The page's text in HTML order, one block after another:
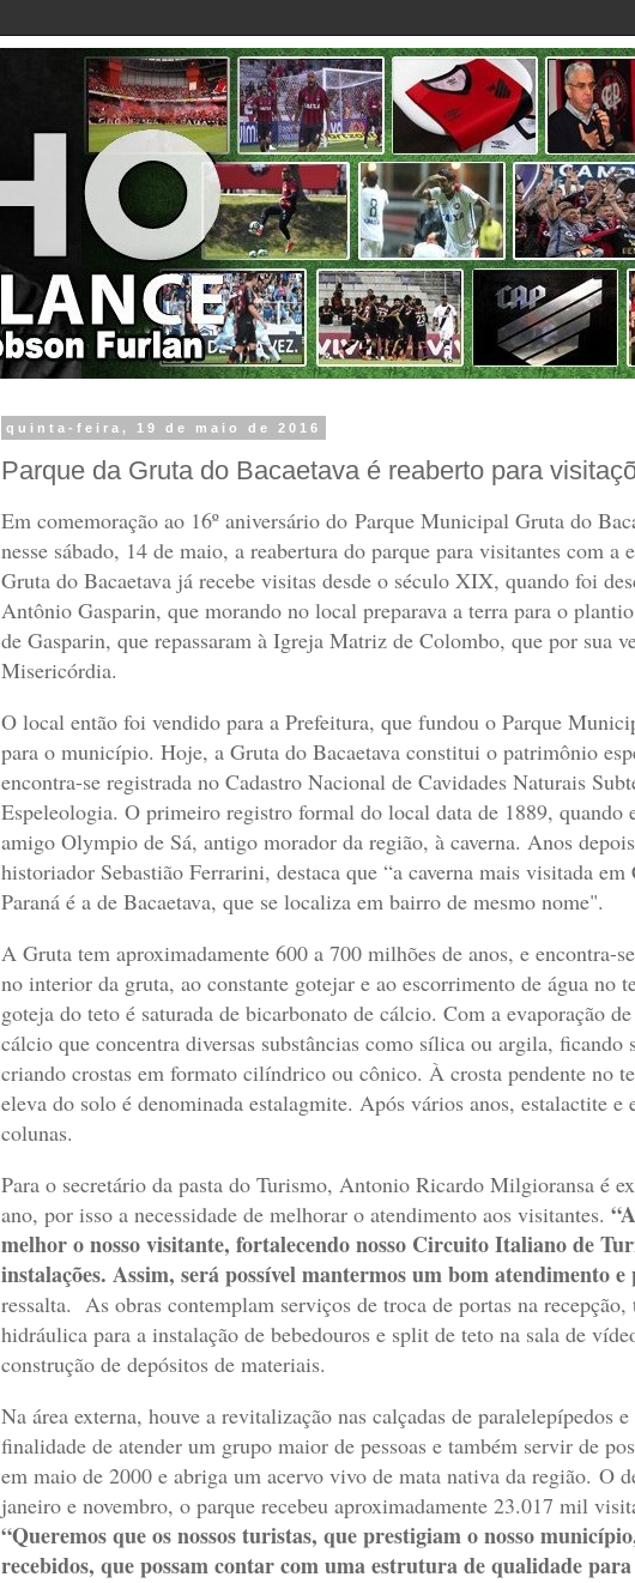
quinta-feira, 19 de maio de 2016
Parque da Gruta do Bacaetava é reaberto para
Em comemoração ao 16º aniversário do Parque Municipal Gruta do
nesse sábado, 14 de maio, a reabertura do parque para visitantes com
Gruta do Bacaetava já recebe visitas desde o século XIX, quando foi
Antônio Gasparin, que morando no local preparava a terra para o
de Gasparin, que repassaram à Igreja Matriz de Colombo, que por sua
Misericórdia.
O local então foi vendido para a Prefeitura, que fundou o Parque
para o município. Hoje, a Gruta do Bacaetava constitui o patrimônio
encontra-se registrada no Cadastro Nacional de Cavidades Naturais
Espeleologia. O primeiro registro formal do local data de 1889, quando
amigo Olympio de Sá, antigo morador da região, à caverna. Anos
historiador Sebastião Ferrarini, destaca que “a caverna mais visitada
Paraná é a de Bacaetava, que se localiza em bairro de mesmo nome".
A Gruta tem aproximadamente 600 a 700 milhões de anos, e encontra-
no interior da gruta, ao constante gotejar e ao escorrimento de água no
goteja do teto é saturada de bicarbonato de cálcio. Com a evaporação
cálcio que concentra diversas substâncias como sílica ou argila,
criando crostas em formato cilíndrico ou cônico. À crosta pendente no
eleva do solo é denominada estalagmite. Após vários anos, estalactite
colunas.
Para o secretário da pasta do Turismo, Antonio Ricardo Milgioransa é
ano, por isso a necessidade de melhorar o atendimento aos visitantes.
melhor o nosso visitante, fortalecendo nosso Circuito Italiano de
instalações. Assim, será possível mantermos um bom atendimento
ressalta. As obras contemplam serviços de troca de portas na
hidráulica para a instalação de bebedouros e split de teto na sala de
construção de depósitos de materiais.
Na área externa, houve a revitalização nas calçadas de paralelepípedos
finalidade de atender um grupo maior de pessoas e também servir de
em maio de 2000 e abriga um acervo vivo de mata nativa da região. O
janeiro e novembro, o parque recebeu aproximadamente 23.017 mil
“Queremos que os nossos turistas, que prestigiam o nosso
recebidos, que possam contar com uma estrutura de qualidade